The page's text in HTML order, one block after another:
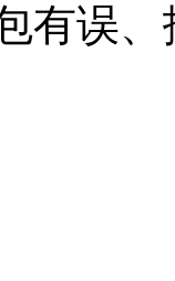
有误